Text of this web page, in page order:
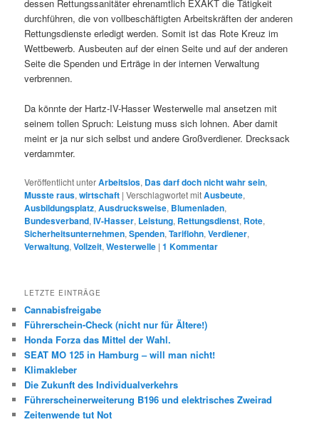
dessen Rettungssanitäter ehrenamtlich EXAKT die Tätigkeit
durchführen, die von vollbeschäftigten Arbeitskräften der anderen
Rettungsdienste erledigt werden. Somit ist das Rote Kreuz im
Wettbewerb. Ausbeuten auf der einen Seite und auf der anderen
Seite die Spenden und Erträge in der internen Verwaltung
verbrennen.
Da könnte der Hartz-IV-Hasser Westerwelle mal ansetzen mit
seinem tollen Spruch: Leistung muss sich lohnen. Aber damit
meint er ja nur sich selbst und andere Großverdiener. Drecksack
verdammter.
Veröffentlicht unterArbeitslos, Das darf doch nicht wahr sein,
Musste raus,wirtschaft |Verschlagwortet mitAusbeute,
Ausbildungsplatz,Ausdrucksweise, Blumenladen,
Bundesverband,IV-Hasser, Leistung, Rettungsdienst, Rote,
Sicherheitsunternehmen,Spenden,Tariflohn,Verdiener,
Verwaltung,Vollzeit,Westerwelle |1 Kommentar
LETZTE EINTRÄGE
Cannabisfreigabe
Führerschein-Check (nicht nur für Ältere!)
Honda Forza das Mittel der Wahl.
SEAT MO 125 in Hamburg – will man nicht!
Klimakleber
Die Zukunft des Individualverkehrs
Führerscheinerweiterung B196 und elektrisches Zweirad
Zeitenwende tut Not